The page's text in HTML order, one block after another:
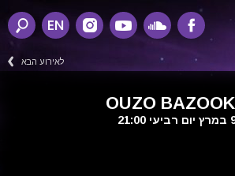
EN
לאירוע הבא
OUZO
21:00